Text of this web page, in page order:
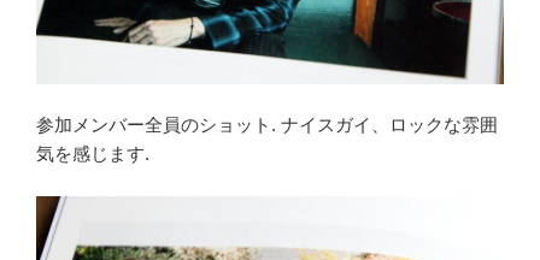
参加メンバー全員のショット. ナイスガイ、ロックな雰囲
気を感じます.